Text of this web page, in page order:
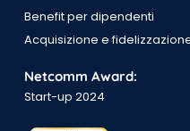
Benefit per dipendenti
Acquisizione e
Netcomm Award:
Start-up 2024